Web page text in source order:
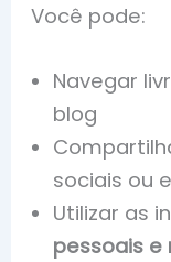
Você pode:
Navegar
blog
sociais ou
Utilizar as
pessoais e